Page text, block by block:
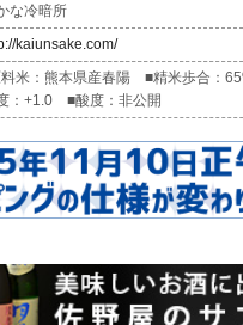
な冷暗所
kaiunsake.com/
米：熊本県産春陽 ■精米歩合：
：+1.0 ■酸度：非公開